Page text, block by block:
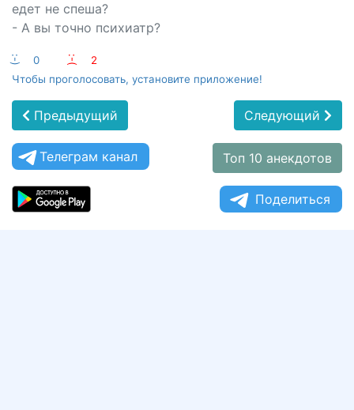
едет не спеша?
- А вы точно психиатр?
:-) 0 :-(
2
Чтобы проголосовать, установите приложение!
Предыдущий Следующий
Телеграм канал Топ 10 анекдотов
Поделиться